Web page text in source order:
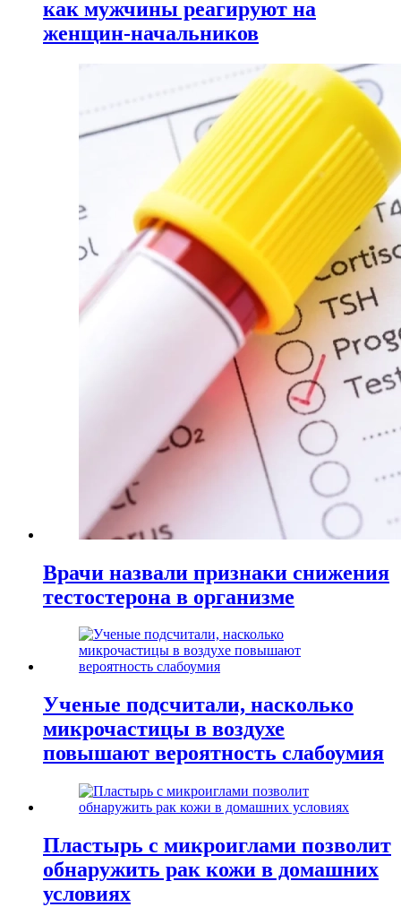
как мужчины реагируют на
женщин-начальников
Врачи назвали признаки снижения
тестостерона в организме
Ученые подсчитали, насколько
микрочастицы в воздухе
повышают вероятность слабоумия
Пластырь с микроиглами позволит
обнаружить рак кожи в домашних
условиях